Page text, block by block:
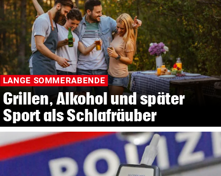
LANGE SOMMERABENDE
Grillen, Alkohol und später
Sport als Schlafräuber